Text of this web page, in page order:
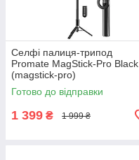
Cелфі палиця-трипод
Promate MagStick-Pro Black
(magstick-pro)
Готово до відправки
1 399 ₴ 1 999 ₴